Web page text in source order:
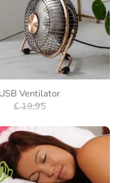
Ventilator
€ 19,95